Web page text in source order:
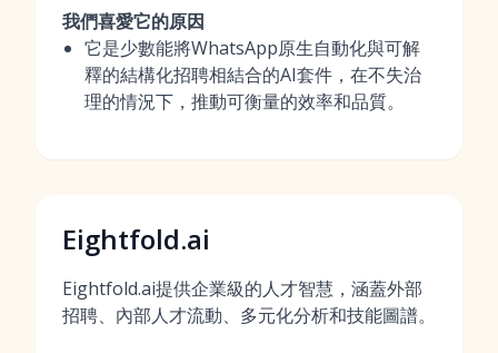
我們喜愛它的原因
它是少數能將WhatsApp原生自動化與可解
釋的結構化招聘相結合的AI套件，在不失治
理的情況下，推動可衡量的效率和品質。
Eightfold.ai
Eightfold.ai提供企業級的人才智慧，涵蓋外部
招聘、內部人才流動、多元化分析和技能圖譜。